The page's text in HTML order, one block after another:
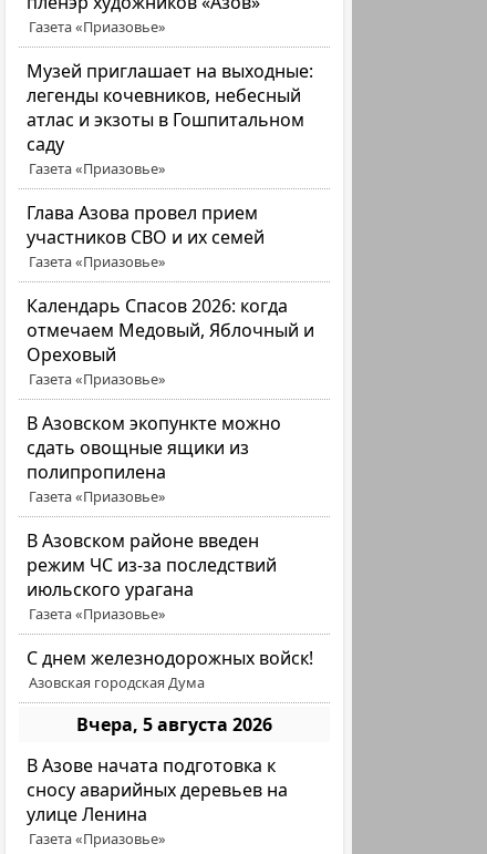
Газета «Приазовье»
Музей приглашает на выходные:
легенды кочевников, небесный
атлас и экзоты в Гошпитальном
саду
Газета «Приазовье»
Глава Азова провел прием
участников СВО и их семей
Газета «Приазовье»
Календарь Спасов 2026: когда
отмечаем Медовый, Яблочный и
Ореховый
Газета «Приазовье»
В Азовском экопункте можно
сдать овощные ящики из
полипропилена
Газета «Приазовье»
В Азовском районе введен
режим ЧС из-за последствий
июльского урагана
Газета «Приазовье»
С днем железнодорожных войск!
Азовская городская Дума
Вчера, 5 августа 2026
В Азове начата подготовка к
сносу аварийных деревьев на
улице Ленина
Газета «Приазовье»